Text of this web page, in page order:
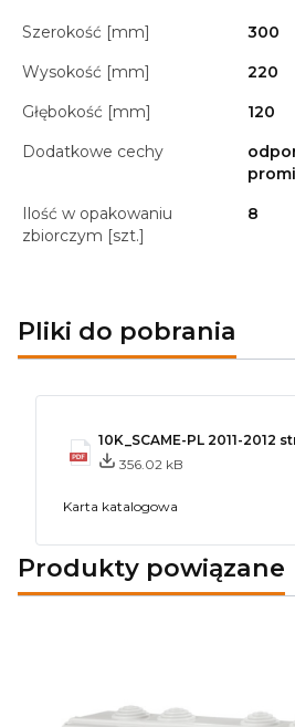
Szerokość [mm]
300
Wysokość [mm]
220
Głębokość [mm]
120
Dodatkowe cechy
Ilość w opakowaniu
zbiorczym [szt.]
8
Pliki do pobrania
10K_SCAME-PL 2011-2012
356.02 kB
Karta katalogowa
Produkty powiązane